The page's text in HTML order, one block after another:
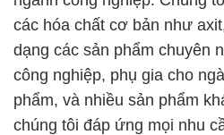
các hóa chất cơ bản như
dạng các sản phẩm chuyên
công nghiệp, phụ gia cho
phẩm, và nhiều sản phẩm
chúng tôi đáp ứng mọi nhu